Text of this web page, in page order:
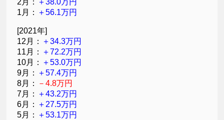
1月： ＋56.1万円
[2021年]
12月： ＋34.3万円
11月： ＋72.2万円
10月： ＋53.0万円
9月： ＋57.4万円
8月：
－4.8万円
7月： ＋43.2万円
6月： ＋27.5万円
5月： ＋53.1万円